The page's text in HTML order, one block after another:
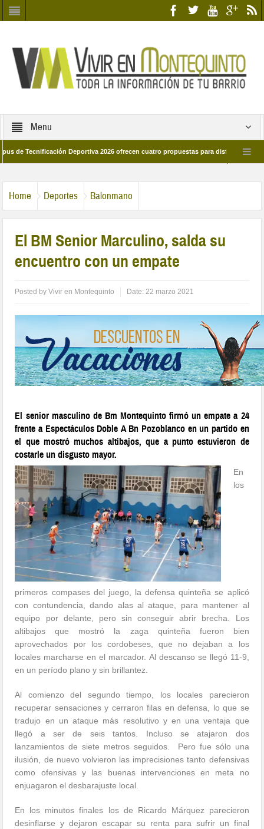
Menu
Deportiva 2026 ofrecen cuatro propuestas para disfrutar del deporte
Home Deportes Balonmano
El BM Senior Marculino, salda su
encuentro con un empate
Posted byVivir en Montequinto Date:22 marzo 2021
El senior masculino de Bm Montequinto firmó un empate a 24
frente a Espectáculos Doble A Bn Pozoblanco en un partido en
el que mostró muchos altibajos, que a punto estuvieron de
costarle un disgusto mayor.
En
los
primeros compases del juego, la defensa quinteña se aplicó
con contundencia, dando alas al ataque, para mantener al
equipo por delante, pero sin conseguir abrir brecha. Los
altibajos que mostró la zaga quinteña fueron bien
aprovechados por los cordobeses, que no dejaban a los
locales marcharse en el marcador. Al descanso se llegó 11-9,
en un período plano y sin brillantez.
Al comienzo del segundo tiempo, los locales parecieron
recuperar sensaciones y cerraron filas en defensa, lo que se
tradujo en un ataque más resolutivo y en una ventaja que
llegó a ser de seis tantos. Incluso se atajaron dos
lanzamientos de siete metros seguidos. Pero fue sólo una
ilusión, de nuevo volvieron las imprecisiones tanto defensivas
como ofensivas y las buenas intervenciones en meta no
enjuagaron el desbarajuste local.
En los minutos finales los de Ricardo Márquez parecieron
desinflarse y dejaron escapar su renta para sufrir un final